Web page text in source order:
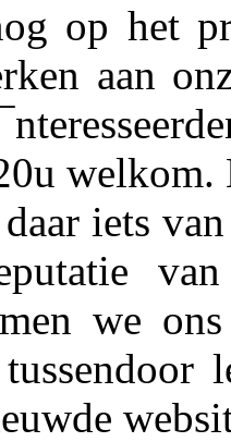
op het
aan
welkom.
iets
we